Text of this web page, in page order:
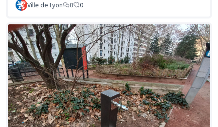
Ville de Lyon 0 0